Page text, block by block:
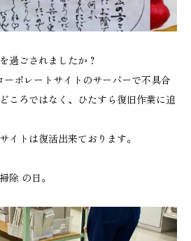
過ごされましたか？
ポレートサイトのサーバーで不具合
ころではなく、ひたすら復旧作業に追
イトは復活出来ております。
除 の日。